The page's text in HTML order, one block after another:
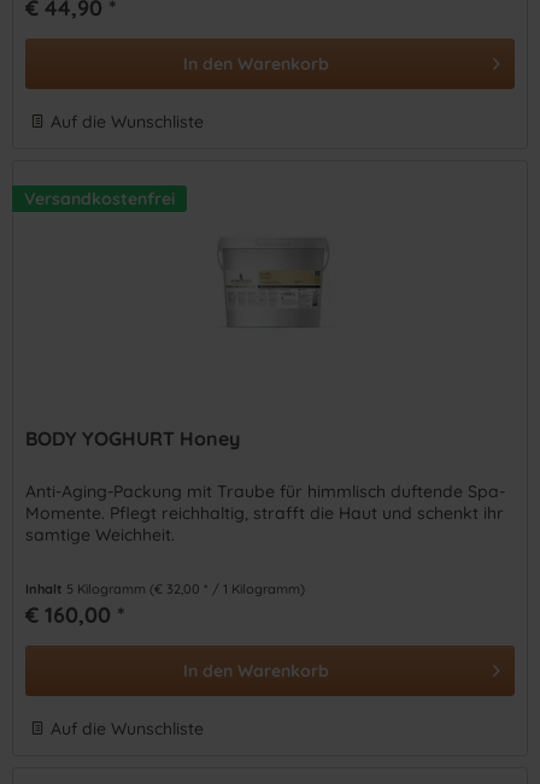
€ 44,90 *
In den Warenkorb
Auf die Wunschliste
Versandkostenfrei
BODY YOGHURT Honey
Anti-Aging-Packung mit Traube für himmlisch duftende Spa-
Momente. Pflegt reichhaltig, strafft die Haut und schenkt ihr
samtige Weichheit.
Inhalt 5 Kilogramm (€ 32,00 * / 1 Kilogramm)
€ 160,00 *
In den Warenkorb
Auf die Wunschliste